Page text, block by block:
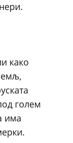
како
голем
има